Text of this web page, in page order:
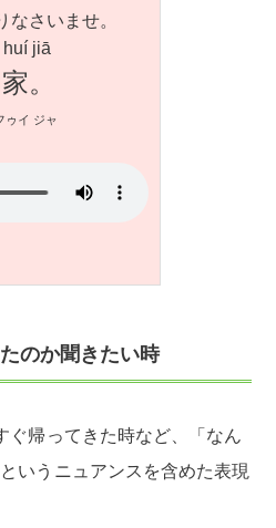
なさいませ。
jiā
。
ゥイ ジャ
のか聞きたい時
ぐ帰ってきた時など、「なん
いうニュアンスを含めた表現